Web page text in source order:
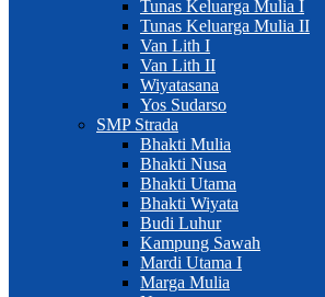
Tunas Keluarga Mulia I
Tunas Keluarga Mulia II
Van Lith I
Van Lith II
Wiyatasana
Yos Sudarso
SMP Strada
Bhakti Mulia
Bhakti Nusa
Bhakti Utama
Bhakti Wiyata
Budi Luhur
Kampung Sawah
Mardi Utama I
Marga Mulia